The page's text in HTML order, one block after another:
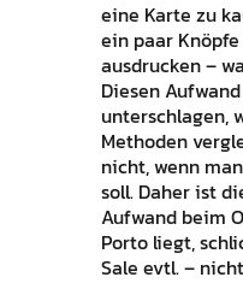
eine Karte zu
ein paar
ausdrucken –
Diesen
unterschlagen,
Methoden
nicht, wenn
soll. Daher ist
Aufwand beim
Porto liegt,
Sale evtl. –